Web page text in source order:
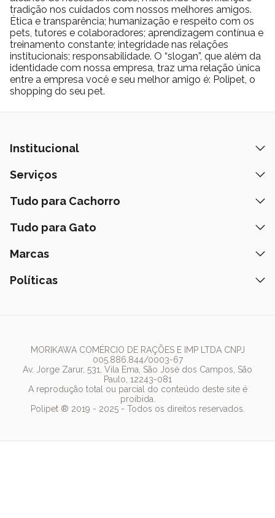
tradição nos cuidados com nossos melhores amigos.
Ética e transparência; humanização e respeito com os
pets, tutores e colaboradores; aprendizagem contínua e
treinamento constante; integridade nas relações
institucionais; responsabilidade. O “slogan”, que além da
identidade com nossa empresa, traz uma relação única
entre a empresa você e seu melhor amigo é: Polipet, o
shopping do seu pet.
Institucional
Quem Somos
Prazos de Entrega
Fale Conosco
Lista de Desejos
Serviços
Banho e Tosa
Peça pelo Delivery
Assinatura Polipet
Tudo para Cachorro
Ração
Coleiras
Tudo para Gato
Ração
Marcas
Nexgard
Pedigree
Whiskas
Dog Chow
Royal Canin
Políticas
MORIKAWA COMÉRCIO DE RAÇÕES E IMP LTDA CNPJ
005.886.844/0003-67
Av. Jorge Zarur, 531, Vila Ema, São José dos Campos, São
Paulo, 12243-081
A reprodução total ou parcial do conteúdo deste site é
proibida.
Polipet ® 2019 - 2025 - Todos os direitos reservados.